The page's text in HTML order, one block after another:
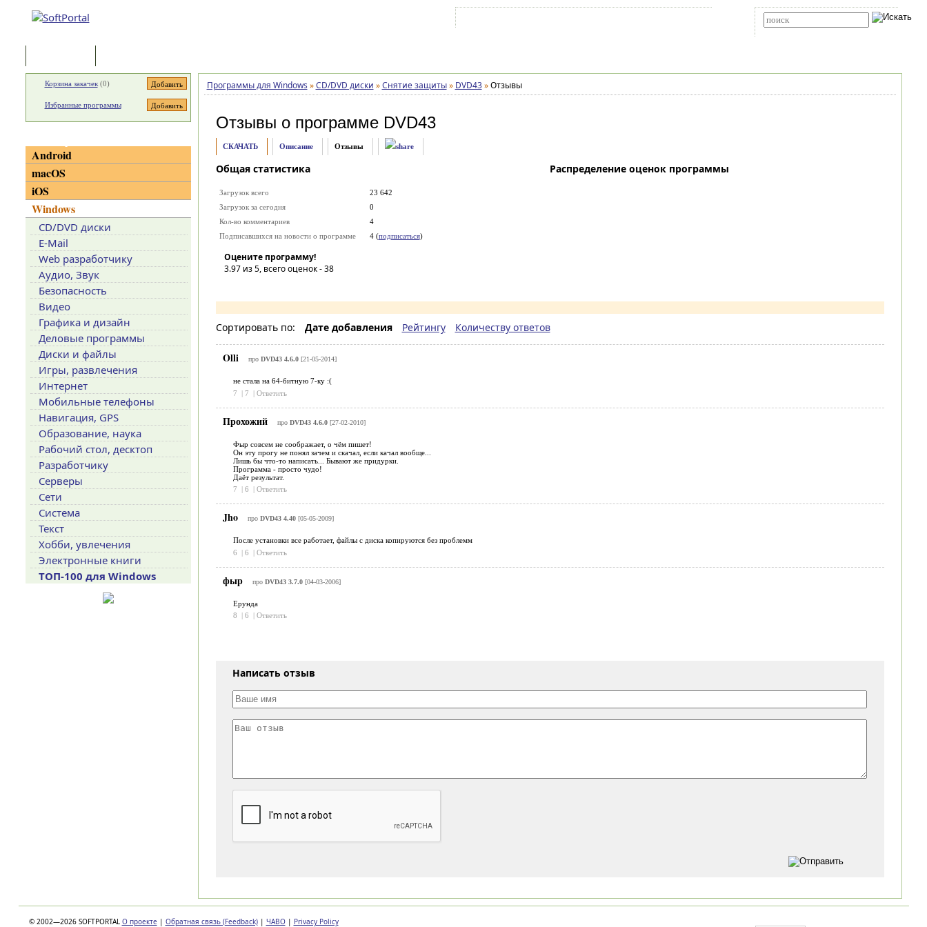
Программы для Windows » CD/DVD диски » Снятие защиты » DVD43 » Отзывы
Отзывы о программе DVD43
СКАЧАТЬ Описание Отзывы
Общая статистика
Загрузок всего
23 642
Загрузок за сегодня
0
Кол-во комментариев
4
Подписавшихся на новости о программе
4 (подписаться)
Оцените программу!
3.97из 5, всего оценок -38
Распределение оценок программы
Сортировать по: Дате добавления Рейтингу Количеству ответов
Olli про DVD43 4.6.0[21-05-2014]
не стала на 64-битную 7-ку :(
7
| 7 | Ответить
Прохожий про DVD43 4.6.0[27-02-2010]
Фыр совсем не соображает, о чём пишет!
Он эту прогу не понял зачем и скачал, если качал вообще...
Лишь бы что-то написать... Бывают же придурки.
Программа - просто чудо!
Даёт результат.
7
| 6 | Ответить
Jho про DVD43 4.40[05-05-2009]
После установки все работает, файлы с диска копируются без проблемм
6
| 6 | Ответить
фыр про DVD43 3.7.0[04-03-2006]
Ерунда
8
| 6 | Ответить
Написать отзыв
Корзина закачек(0)
Избранные программы
Android
macOS
iOS
Windows
CD/DVD диски
E-Mail
Web разработчику
Аудио, Звук
Безопасность
Видео
Графика и дизайн
Деловые программы
Диски и файлы
Игры, развлечения
Интернет
Мобильные телефоны
Навигация, GPS
Образование, наука
Рабочий стол, десктоп
Разработчику
Серверы
Сети
Система
Текст
Хобби, увлечения
Электронные книги
ТОП-100 для Windows
© 2002—2026 SOFTPORTAL О проекте | Обратная связь (Feedback) | ЧАВО | Privacy Policy